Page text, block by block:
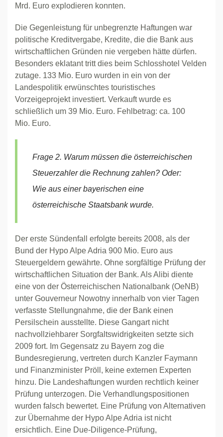
Mrd. Euro explodieren konnten.
Die Gegenleistung für unbegrenzte Haftungen war
politische Kreditvergabe, Kredite, die die Bank aus
wirtschaftlichen Gründen nie vergeben hätte dürfen.
Besonders eklatant tritt dies beim Schlosshotel Velden
zutage. 133 Mio. Euro wurden in ein von der
Landespolitik erwünschtes touristisches
Vorzeigeprojekt investiert. Verkauft wurde es
schließlich um 39 Mio. Euro. Fehlbetrag: ca. 100
Mio. Euro.
Frage 2. Warum müssen die österreichischen
Steuerzahler die Rechnung zahlen? Oder:
Wie aus einer bayerischen eine
österreichische Staatsbank wurde.
Der erste Sündenfall erfolgte bereits 2008, als der
Bund der Hypo Alpe Adria 900 Mio. Euro aus
Steuergeldern gewährte. Ohne sorgfältige Prüfung der
wirtschaftlichen Situation der Bank. Als Alibi diente
eine von der Österreichischen Nationalbank (OeNB)
unter Gouverneur Nowotny innerhalb von vier Tagen
verfasste Stellungnahme, die der Bank einen
Persilschein ausstellte. Diese Gangart nicht
nachvollziehbarer Sorgfaltswidrigkeiten setzte sich
2009 fort. Im Gegensatz zu Bayern zog die
Bundesregierung, vertreten durch Kanzler Faymann
und Finanzminister Pröll, keine externen Experten
hinzu. Die Landeshaftungen wurden rechtlich keiner
Prüfung unterzogen. Die Verhandlungspositionen
wurden falsch bewertet. Eine Prüfung von Alternativen
zur Übernahme der Hypo Alpe Adria ist nicht
ersichtlich. Eine Due-Diligence-Prüfung,